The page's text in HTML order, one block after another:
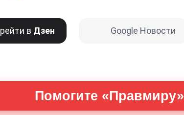
в Дзен Google Новости
Помогите «Правмиру»